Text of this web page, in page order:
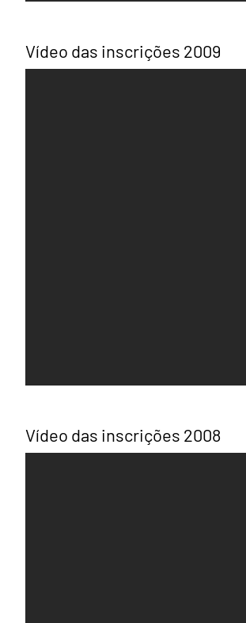
Vídeo das inscrições 2009
Vídeo das inscrições 2008